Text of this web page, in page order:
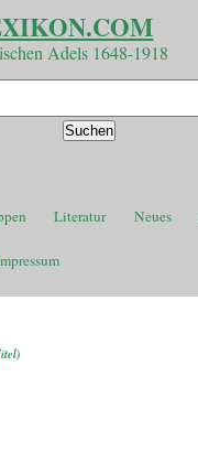
Adels 1648-1918
Literatur Neues
)